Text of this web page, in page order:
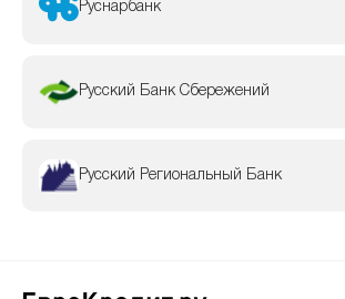
Руснарбанк
Русский Банк Сбережений
Русский Региональный Банк